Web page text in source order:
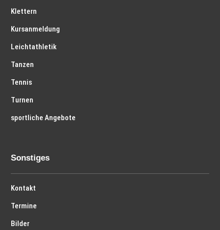
Klettern
Kursanmeldung
Leichtathletik
Tanzen
Tennis
Turnen
sportliche Angebote
Sonstiges
Kontakt
Termine
Bilder